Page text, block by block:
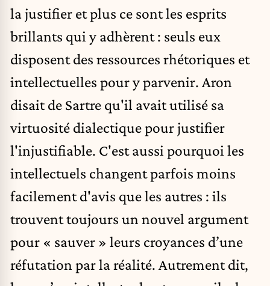
la justifier et plus ce sont les esprits
brillants qui y adhèrent : seuls eux
disposent des ressources rhétoriques et
intellectuelles pour y parvenir. Aron
disait de Sartre qu'il avait utilisé sa
virtuosité dialectique pour justifier
l'injustifiable. C'est aussi pourquoi les
intellectuels changent parfois moins
facilement d'avis que les autres : ils
trouvent toujours un nouvel argument
pour « sauver » leurs croyances d’une
réfutation par la réalité. Autrement dit,